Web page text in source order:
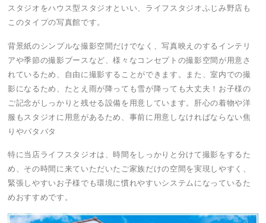
スタジオをハウス型スタジオといい、ライフスタジオふじみ野店も
このタイプの写真館です。
背景紙のシンプルな撮影空間だけでなく、写真映えのするインテリ
アや季節の撮影ブースなど、様々なコンセプトの撮影空間が用意さ
れているため、自由に撮影することができます。また、室内での撮
影になるため、たとえ雨が降っても雪が降っても大丈夫！お子様の
ご記念がしっかりと残せる設備を用意しています。肝心の着物や洋
服もスタジオに用意があるため、事前に用意しなければならない焦
りやバタバタ
特に当店ライフスタジオは、時間をしっかりと分けて撮影をするた
め、その時間に来ていただいたご家族だけの空間を実現しやすく、
緊張しやすいお子様でも環境に慣れやすいシステムになっているた
めおすすめです。